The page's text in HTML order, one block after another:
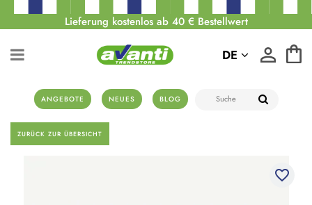
Lieferung kostenlos ab 40 € Bestellwert
ANGEBOTE NEUES BLOG
DE
ZURÜCK ZUR ÜBERSICHT
favorite_border